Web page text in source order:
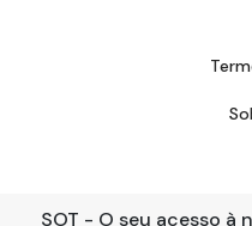
SOT - O seu acesso à